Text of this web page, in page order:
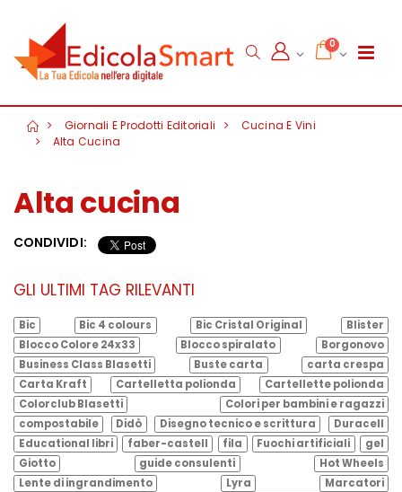
0
Giornali E Prodotti Editoriali
Cucina E Vini
Alta Cucina
Alta cucina
CONDIVIDI:
GLI ULTIMI TAG RILEVANTI
Bic Bic 4 colours Bic Cristal Original
Blister
Blocco Colore 24x33
Blocco spiralato
Borgonovo
Business Class Blasetti
Buste carta
carta crespa
Carta Kraft
Cartelletta polionda
Cartellette polionda
Colorclub Blasetti
Colori per bambini e ragazzi
compostabile
Didò Disegno tecnico e scrittura
Duracell
Educational libri
faber-castell fila Fuochi artificiali
gel
Giotto
guide consulenti
Hot Wheels
Lente di ingrandimento
Lyra
Marcatori